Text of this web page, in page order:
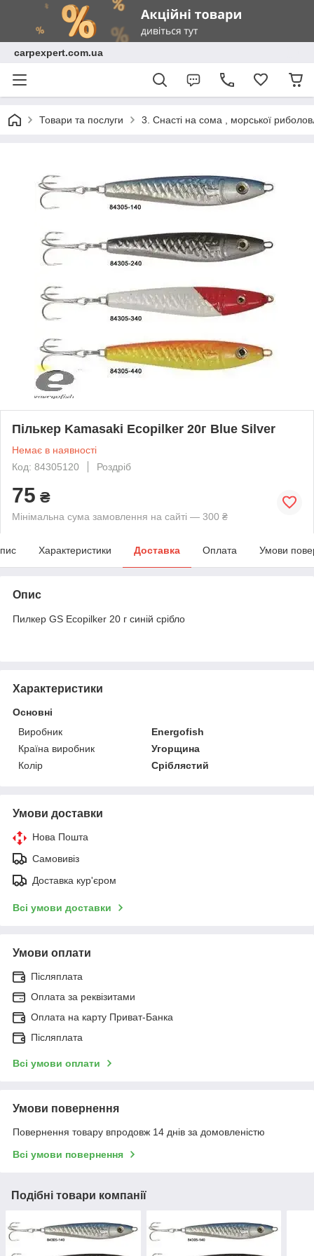
carpexpert.com.ua
Товари та послуги 3. Снасті на сома , морської
Пількер Kamasaki Ecopilker 20г Blue Silver
Немає в наявності
Код: 84305120
Роздріб
75 ₴
Мінімальна сума замовлення на сайті — 300 ₴
Характеристики Доставка Оплата Умови
Опис
Пилкер GS Ecopilker 20 г синій срібло
Характеристики
Основні
Виробник
Energofish
Країна виробник
Угорщина
Колір
Сріблястий
Умови доставки
Нова Пошта
Самовивіз
Доставка кур'єром
Всі умови доставки
Умови оплати
Післяплата
Оплата за реквізитами
Оплата на карту Приват-Банка
Післяплата
Всі умови оплати
Умови повернення
Повернення товару впродовж 14 днів за домовленістю
Всі умови повернення
Подібні товари компанії